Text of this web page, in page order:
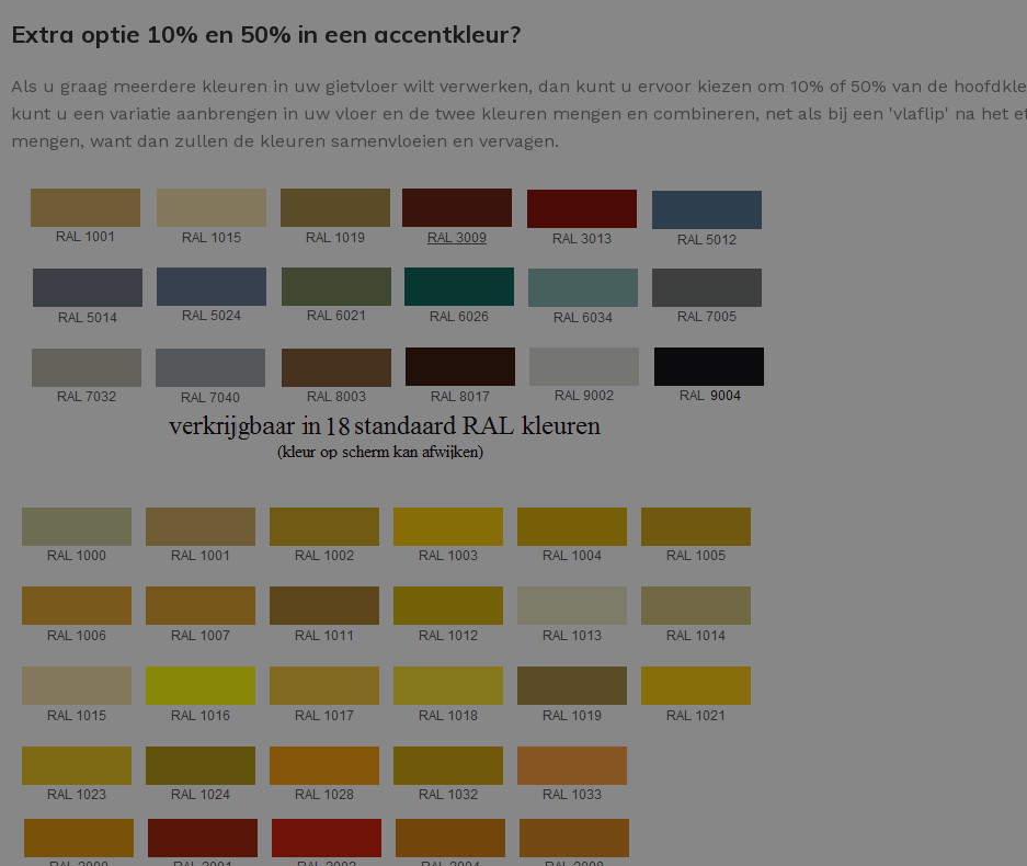
LOS PER VERPAKKING
Impregneer
Schraaplaag PU
Schraaplaag epoxy
Gietvloer PU
Gietvloer Epoxy
Toplaag transparant
Toplaag anti-slip
Extra optie 10% en 50% in een accentkleur?
Als u graag meerdere kleuren in uw gietvloer wilt verwerken, dan kunt u ervoor kiezen om 10% of 50% van de
kunt u een variatie aanbrengen in uw vloer en de twee kleuren mengen en combineren, net als bij een 'vlaflip' na het
mengen, want dan zullen de kleuren samenvloeien en vervagen.